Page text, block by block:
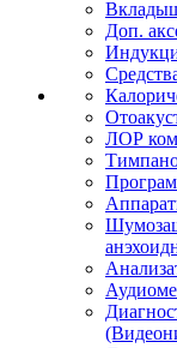
Доп.
ЛОР